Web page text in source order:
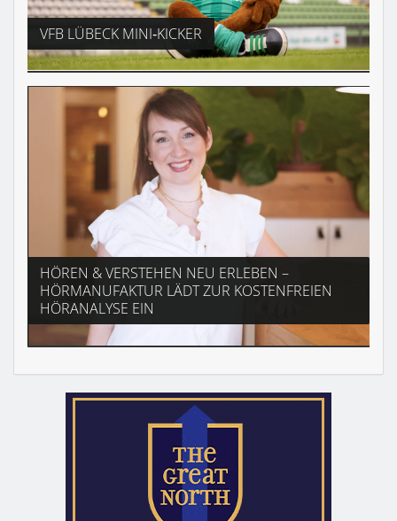
VFB LÜBECK MINI‑KICKER
HÖREN & VERSTEHEN NEU ERLEBEN –
HÖRMANUFAKTUR LÄDT ZUR KOSTENFREIEN
HÖRANALYSE EIN